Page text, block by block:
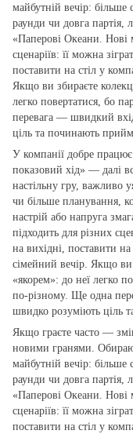
майбутній вечір: більше
раунди чи довга партія,
«Паперові Океани. Нові
сценаріїв: її можна
поставити на стіл у
Якщо ви збираєте
легко повертатися, бо
перевага — швидкий
ціль та починають
У компанії добре
показовий хід» — далі
настільну гру, важливо
чи більше планування,
настрій або напруга
підходить для різних
на вихідні, поставити на
сімейний вечір. Якщо ви
«якорем»: до неї легко
по‑різному. Ще одна
швидко розуміють ціль
Якщо граєте часто —
новими гранями.
майбутній вечір: більше
раунди чи довга партія,
«Паперові Океани. Нові
сценаріїв: її можна
поставити на стіл у